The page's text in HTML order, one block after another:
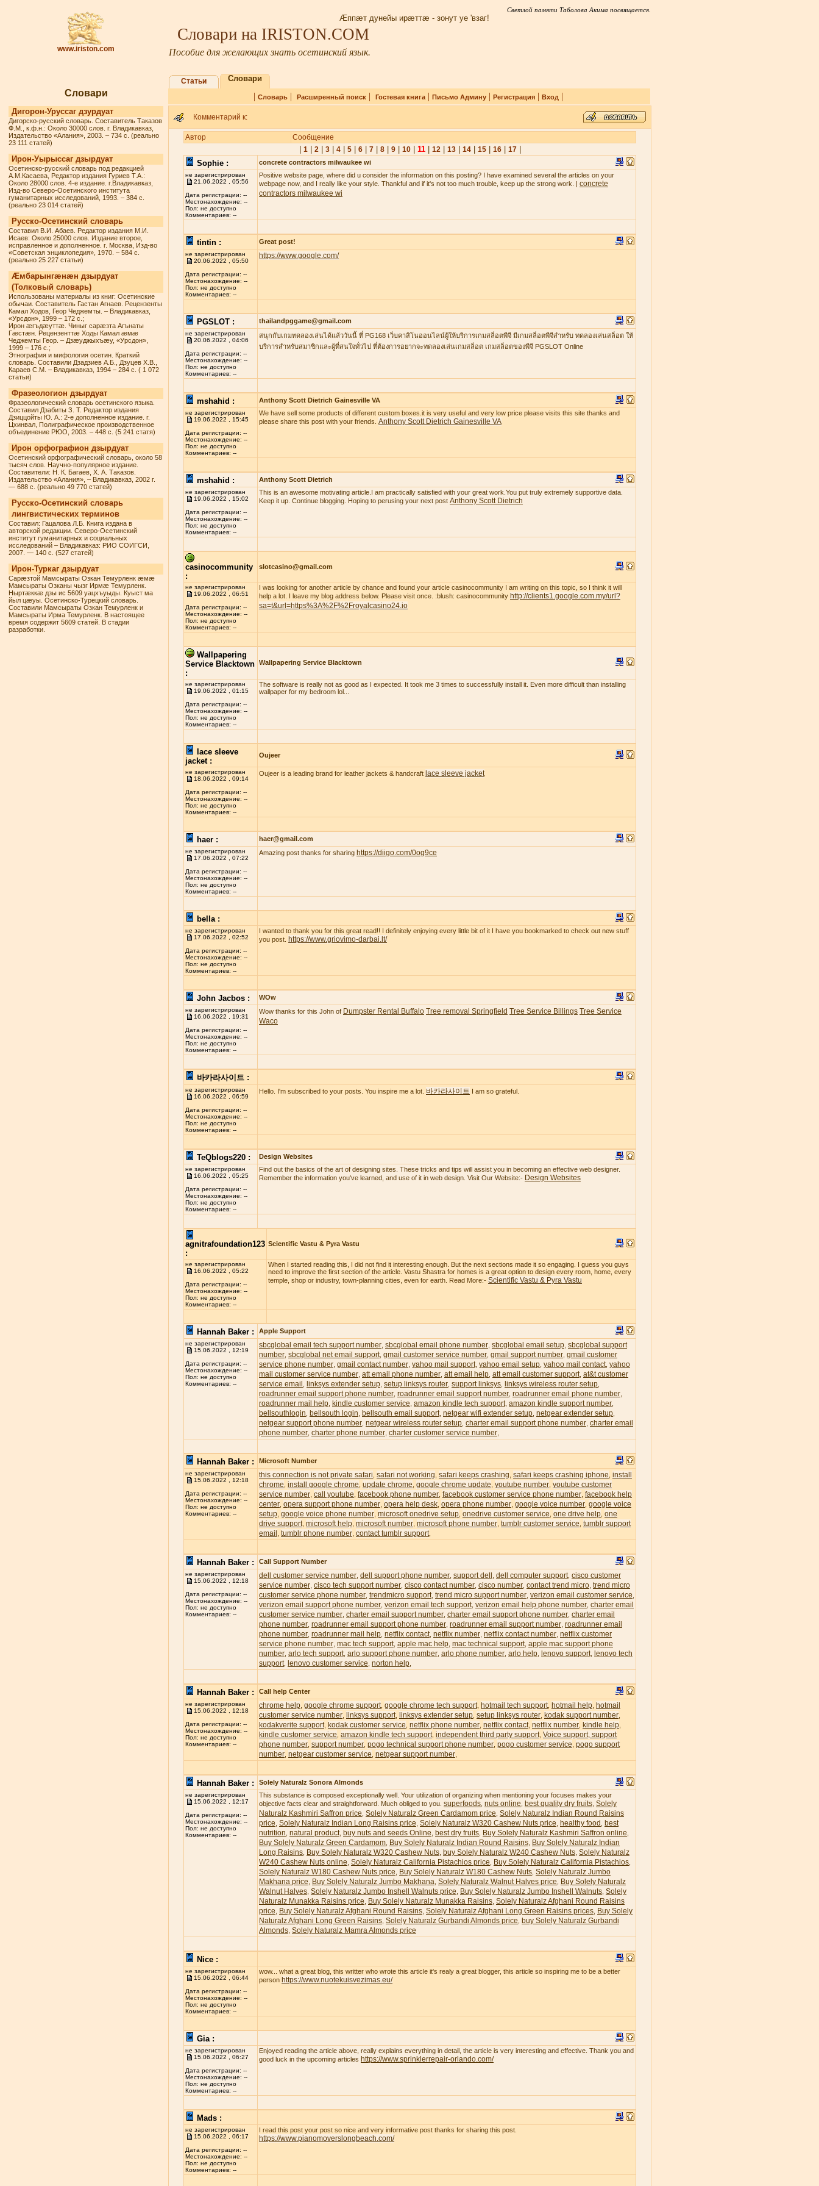
www.iriston.com
Светлой памяти Таболова Акима посвящается.
Æппæт дунейы ирæттæ - зонут уе 'взаг!
Словари на IRISTON.COM
Пособие для желающих знать осетинский язык.
Словари
Дигорон-Уруссаг дзурдуат
Дигорско-русский словарь. Составитель Таказов
Ф.М., к.ф.н.: Около 30000 слов. г. Владикавказ,
Издательство «Алания», 2003. – 734 с. (реально
23 111 статей)
Ирон-Уырыссаг дзырдуат
Осетинско-русский словарь под редакцией
А.М.Касаева, Редактор издания Гуриев Т.А.:
Около 28000 слов. 4-е издание. г.Владикавказ,
Изд-во Северо-Осетинского института
гуманитарных исследований, 1993. – 384 с.
(реально 23 014 статей)
Русско-Осетинский словарь
Составил В.И. Абаев. Редактор издания М.И.
Исаев: Около 25000 слов. Издание второе,
исправленное и дополненное. г. Москва, Изд-во
«Советская энциклопедия», 1970. – 584 с.
(реально 25 227 статьи)
Æмбарынгæнæн дзырдуат
(Толковый словарь)
Использованы материалы из книг: Осетинские
обычаи. Составитель Гастан Агнаев. Рецензенты
Камал Ходов, Геор Чеджемты. – Владикавказ,
«Урсдон», 1999 – 172 с.;
Ирон æгъдæуттæ. Чиныг сарæзта Агънаты
Гæстæн. Рецензенттæ Ходы Камал æмæ
Чеджемты Геор. – Дзæуджыхъæу, «Урсдон»,
1999 – 176 с.;
Этнография и мифология осетин. Краткий
словарь. Составили Дзадзиев А.Б., Дзуцев Х.В.,
Караев С.М. – Владикавказ, 1994 – 284 с. ( 1 072
статьи)
Фразеологион дзырдуат
Фразеологический словарь осетинского языка.
Составил Дзабиты З. Т. Редактор издания
Дзиццойты Ю. А.: 2-е дополненное издание. г.
Цхинвал, Полиграфическое производственное
объединение РЮО, 2003. – 448 с. (5 241 статя)
Ирон орфографион дзырдуат
Осетинский орфографический словарь, около 58
тысяч слов. Научно-популярное издание.
Составители: Н. К. Багаев, Х. А. Таказов.
Издательство «Алания», – Владикавказ, 2002 г.
— 688 с. (реально 49 770 статей)
Русско-Осетинский словарь
лингвистических терминов
Составил: Гацалова Л.Б. Книга издана в
авторской редакции. Северо-Осетинский
институт гуманитарных и социальных
исследований – Владикавказ: РИО СОИГСИ,
2007. — 140 с. (527 статей)
Ирон-Туркаг дзырдуат
Сарæзтой Мамсыраты Озкан Темурленк æмæ
Мамсыраты Озканы чызг Ирмæ Темурленк.
Ныртæккæ дзы ис 5609 уацхъуыды. Куыст ма
йыл цæуы. Осетинско-Турецкий словарь.
Составили Мамсыраты Озкан Темурленк и
Мамсыраты Ирма Темурленк. В настоящее
время содержит 5609 статей. В стадии
разработки.
Статьи Словари
| Словарь| Расширенный поиск| Гостевая книга| Письмо Админу| Регистрация| Вход |
Комментарий к:
Автор Сообщение
1| 2| 3| 4| 5| 6| 7| 8| 9| 10| 11| 12| 13| 14| 15| 16| 17|
Sophie :
concrete contractors milwaukee wi
не зарегистрирован
21.06.2022 , 05:56
Дата регистрации: --
Местонахождение: --
Пол: не доступно
Комментариев: --
Positive website page, where did u consider the information on this posting? I have examined several the articles on your
webpage now, and I really like your style. Thankful and if it's not too much trouble, keep up the strong work. | concrete
contractors milwaukee wi
tintin : Great post!
не зарегистрирован
20.06.2022 , 05:50
Дата регистрации: --
Местонахождение: --
Пол: не доступно
Комментариев: --
https://www.google.com/
PGSLOT : thailandpggame@gmail.com
не зарегистрирован
20.06.2022 , 04:06
Дата регистрации: --
Местонахождение: --
Пол: не доступно
Комментариев: --
สนุกกับเกมทดลองเล่นได้แล้ววันนี้ ที่ PG168 เว็บคาสิโนออนไลน์ผู้ให้บริการเกมสล็อตพีจี มีเกมสล็อตพีจีสำหรับ ทดลองเล่นสล็อต ให้
บริการสำหรับสมาชิกและผู้ที่สนใจทั่วไป ที่ต้องการอยากจะทดลองเล่นเกมสล็อต เกมสล็อตของพีจี PGSLOT Online
mshahid : Anthony Scott Dietrich Gainesville VA
не зарегистрирован
19.06.2022 , 15:45
Дата регистрации: --
Местонахождение: --
Пол: не доступно
Комментариев: --
We have sell some products of different custom boxes.it is very useful and very low price please visits this site thanks and
please share this post with your friends. Anthony Scott Dietrich Gainesville VA
mshahid : Anthony Scott Dietrich
не зарегистрирован
19.06.2022 , 15:02
Дата регистрации: --
Местонахождение: --
Пол: не доступно
Комментариев: --
This is an awesome motivating article.I am practically satisfied with your great work.You put truly extremely supportive data.
Keep it up. Continue blogging. Hoping to perusing your next post Anthony Scott Dietrich
casinocommunity
:
slotcasino@gmail.com
не зарегистрирован
19.06.2022 , 06:51
Дата регистрации: --
Местонахождение: --
Пол: не доступно
Комментариев: --
I was looking for another article by chance and found your article casinocommunity I am writing on this topic, so I think it will
help a lot. I leave my blog address below. Please visit once. :blush: casinocommunity http://clients1.google.com.my/url?
sa=t&url=https%3A%2F%2Froyalcasino24.io
Wallpapering
Service Blacktown
:
Wallpapering Service Blacktown
не зарегистрирован
19.06.2022 , 01:15
Дата регистрации: --
Местонахождение: --
Пол: не доступно
Комментариев: --
The software is really not as good as I expected. It took me 3 times to successfully install it. Even more difficult than installing
wallpaper for my bedroom lol...
lace sleeve
jacket :
Oujeer
не зарегистрирован
18.06.2022 , 09:14
Дата регистрации: --
Местонахождение: --
Пол: не доступно
Комментариев: --
Oujeer is a leading brand for leather jackets & handcraft lace sleeve jacket
haer : haer@gmail.com
не зарегистрирован
17.06.2022 , 07:22
Дата регистрации: --
Местонахождение: --
Пол: не доступно
Комментариев: --
Amazing post thanks for sharing https://diigo.com/0og9ce
bella :
не зарегистрирован
17.06.2022 , 02:52
Дата регистрации: --
Местонахождение: --
Пол: не доступно
Комментариев: --
I wanted to thank you for this great read!! I definitely enjoying every little bit of it I have you bookmarked to check out new stuff
you post.
https://www.griovimo-darbai.lt/
John Jacbos : WOw
не зарегистрирован
16.06.2022 , 19:31
Дата регистрации: --
Местонахождение: --
Пол: не доступно
Комментариев: --
Wow thanks for this John of Dumpster Rental Buffalo Tree removal Springfield Tree Service Billings Tree Service
Waco
바카라사이트 :
не зарегистрирован
16.06.2022 , 06:59
Дата регистрации: --
Местонахождение: --
Пол: не доступно
Комментариев: --
Hello. I'm subscribed to your posts. You inspire me a lot. 바카라사이트 I am so grateful.
TeQblogs220 : Design Websites
не зарегистрирован
16.06.2022 , 05:25
Дата регистрации: --
Местонахождение: --
Пол: не доступно
Комментариев: --
Find out the basics of the art of designing sites. These tricks and tips will assist you in becoming an effective web designer.
Remember the information you've learned, and use of it in web design. Visit Our Website:- Design Websites
agnitrafoundation123
:
Scientific Vastu & Pyra Vastu
не зарегистрирован
16.06.2022 , 05:22
Дата регистрации: --
Местонахождение: --
Пол: не доступно
Комментариев: --
When I started reading this, I did not find it interesting enough. But the next sections made it so engaging. I guess you guys
need to improve the first section of the article. Vastu Shastra for homes is a great option to design every room, home, every
temple, shop or industry, town-planning cities, even for earth. Read More:- Scientific Vastu & Pyra Vastu
Hannah Baker : Apple Support
не зарегистрирован
15.06.2022 , 12:19
Дата регистрации: --
Местонахождение: --
Пол: не доступно
Комментариев: --
sbcglobal email tech support number sbcglobal email phone number sbcglobal email setup sbcglobal support
number sbcglobal net email support, gmail customer service number gmail support number gmail customer
service phone number gmail contact number yahoo mail support, yahoo email setup yahoo mail contact, yahoo
mail customer service number att email phone number att email help att email customer support, at&t customer
service email
linksys extender setup setup linksys router support linksys linksys wireless router setup
roadrunner email support phone number roadrunner email support number roadrunner email phone number
roadrunner mail help kindle customer service amazon kindle tech support, amazon kindle support number
bellsouthlogin bellsouth login bellsouth email support, netgear wifi extender setup netgear extender setup
netgear support phone number netgear wireless router setup charter email support phone number charter email
phone number charter phone number charter customer service number
Hannah Baker : Microsoft Number
не зарегистрирован
15.06.2022 , 12:18
Дата регистрации: --
Местонахождение: --
Пол: не доступно
Комментариев: --
this connection is not private safari safari not working safari keeps crashing safari keeps crashing iphone install
chrome install google chrome update chrome google chrome update youtube number youtube customer
service number call youtube facebook phone number facebook customer service phone number facebook help
center opera support phone number opera help desk opera phone number google voice number google voice
setup google voice phone number microsoft onedrive setup onedrive customer service one drive help one
drive support microsoft help microsoft number microsoft phone number tumblr customer service tumblr support
email
tumblr phone number contact tumblr support
Hannah Baker : Call Support Number
не зарегистрирован
15.06.2022 , 12:18
Дата регистрации: --
Местонахождение: --
Пол: не доступно
Комментариев: --
dell customer service number dell support phone number support dell dell computer support, cisco customer
service number cisco tech support number cisco contact number cisco number contact trend micro trend micro
customer service phone number trendmicro support, trend micro support number verizon email customer service
verizon email support phone number verizon email tech support, verizon email help phone number charter email
customer service number charter email support number charter email support phone number charter email
phone number roadrunner email support phone number roadrunner email support number roadrunner email
phone number roadrunner mail help netflix contact, netflix number netflix contact number netflix customer
service phone number mac tech support, apple mac help mac technical support, apple mac support phone
number arlo tech support, arlo support phone number arlo phone number arlo help lenovo support,
lenovo tech
support, lenovo customer service norton help
Hannah Baker : Call help Center
не зарегистрирован
15.06.2022 , 12:18
Дата регистрации: --
Местонахождение: --
Пол: не доступно
Комментариев: --
chrome help google chrome support google chrome tech support hotmail tech support hotmail help hotmail
customer service number
linksys support linksys extender setup setup linksys router kodak support number
kodakverite support kodak customer service netflix phone number netflix contact netflix number kindle help
kindle customer service amazon kindle tech support independent third party support Voice support, support
phone number support number pogo technical support phone number pogo customer service pogo support
number netgear customer service netgear support number
Hannah Baker : Solely Naturalz Sonora Almonds
не зарегистрирован
15.06.2022 , 12:17
Дата регистрации: --
Местонахождение: --
Пол: не доступно
Комментариев: --
This substance is composed exceptionally well. Your utilization of organizing when mentioning your focuses makes your
objective facts clear and straightforward. Much obliged to you. superfoods nuts online best quality dry fruits Solely
Naturalz Kashmiri Saffron price Solely Naturalz Green Cardamom price Solely Naturalz Indian Round Raisins
price Solely Naturalz Indian Long Raisins price Solely Naturalz W320 Cashew Nuts price healthy food
best
nutrition natural product, buy nuts and seeds Online best dry fruits Buy Solely Naturalz Kashmiri Saffron online
Buy Solely Naturalz Green Cardamom Buy Solely Naturalz Indian Round Raisins Buy Solely Naturalz Indian
Long Raisins Buy Solely Naturalz W320 Cashew Nuts buy Solely Naturalz W240 Cashew Nuts Solely Naturalz
W240 Cashew Nuts online Solely Naturalz California Pistachios price Buy Solely Naturalz California Pistachios
Solely Naturalz W180 Cashew Nuts price Buy Solely Naturalz W180 Cashew Nuts Solely Naturalz Jumbo
Makhana price
Buy Solely Naturalz Jumbo Makhana Solely Naturalz Walnut Halves price
Buy Solely Naturalz
Walnut Halves Solely Naturalz Jumbo Inshell Walnuts price Buy Solely Naturalz Jumbo Inshell Walnuts Solely
Naturalz Munakka Raisins price
Buy Solely Naturalz Munakka Raisins Solely Naturalz Afghani Round Raisins
price
Buy Solely Naturalz Afghani Round Raisins Solely Naturalz Afghani Long Green Raisins prices Buy Solely
Naturalz Afghani Long Green Raisins Solely Naturalz Gurbandi Almonds price buy Solely Naturalz Gurbandi
Almonds Solely Naturalz Mamra Almonds price
Nice :
не зарегистрирован
15.06.2022 , 06:44
Дата регистрации: --
Местонахождение: --
Пол: не доступно
Комментариев: --
wow... what a great blog, this writter who wrote this article it's realy a great blogger, this article so inspiring me to be a better
person https://www.nuotekuisvezimas.eu/
Gia :
не зарегистрирован
15.06.2022 , 06:27
Дата регистрации: --
Местонахождение: --
Пол: не доступно
Комментариев: --
Enjoyed reading the article above, really explains everything in detail, the article is very interesting and effective. Thank you and
good luck in the upcoming articles https://www.sprinklerrepair-orlando.com/
Mads :
не зарегистрирован
15.06.2022 , 06:17
Дата регистрации: --
Местонахождение: --
Пол: не доступно
Комментариев: --
I read this post your post so nice and very informative post thanks for sharing this post.
https://www.pianomoverslongbeach.com/